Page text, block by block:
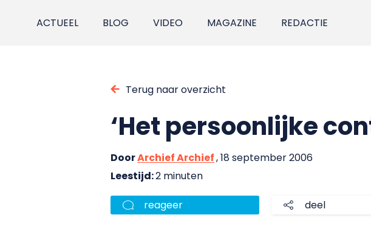
ACTUEEL BLOG VIDEO MAGAZINE REDACTIE
Terug naar overzicht
‘Het persoonlijke
DoorArchief Archief, 18 september 2006
Leestijd:2 minuten
reageer deel